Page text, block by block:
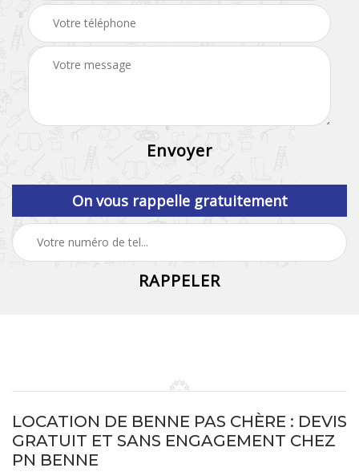
On vous rappelle gratuitement
LOCATION DE BENNE PAS CHÈRE : DEVIS
GRATUIT ET SANS ENGAGEMENT CHEZ
PN BENNE